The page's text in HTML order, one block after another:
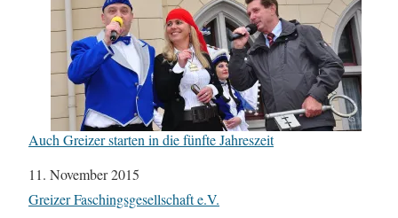
Auch Greizer starten in die fünfte Jahreszeit
Datum
11. November 2015
In Bezug auf
Greizer Faschingsgesellschaft e.V.